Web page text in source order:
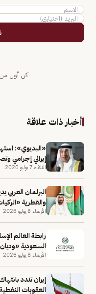
كن أول من
أخبار ذات علاقة
«البديوي»:
إيراني إجرامي
الثلاثاء 7 يوليو 2026
البرلمان العربي
والقطرية
الأربعاء 8 يوليو 2026
رابطة العالم
السعودية
الأربعاء 8 يوليو 2026
إيران تندد
العقوبات النفطية